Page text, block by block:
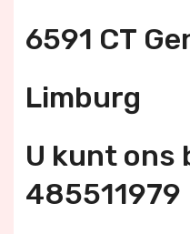
6591 CT
Limburg
U kunt ons
485511979